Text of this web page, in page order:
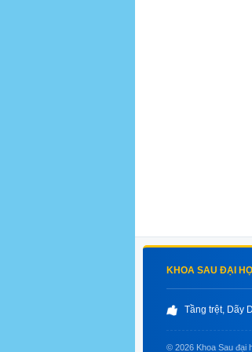
KHOA SAU ĐẠI
Tầng trệt, Dãy
© 2026 Khoa Sau đại